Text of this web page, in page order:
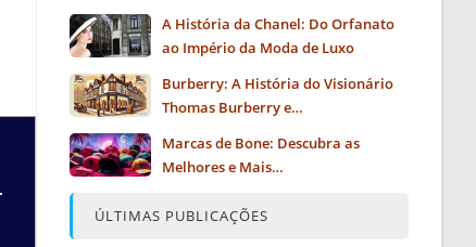
A História da Chanel: Do Orfanato
ao Império da Moda de Luxo
Burberry: A História do Visionário
Thomas Burberry e…
Marcas de Bone: Descubra as
Melhores e Mais…
ÚLTIMAS PUBLICAÇÕES